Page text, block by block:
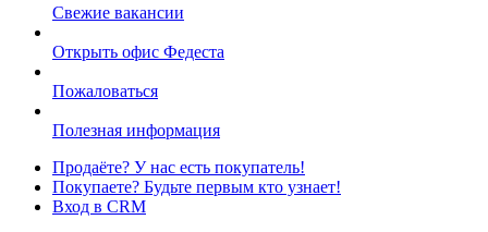
Свежие вакансии
Открыть офис Федеста
Пожаловаться
Полезная информация
Продаёте? У нас есть покупатель!
Покупаете? Будьте первым кто узнает!
Вход в CRM